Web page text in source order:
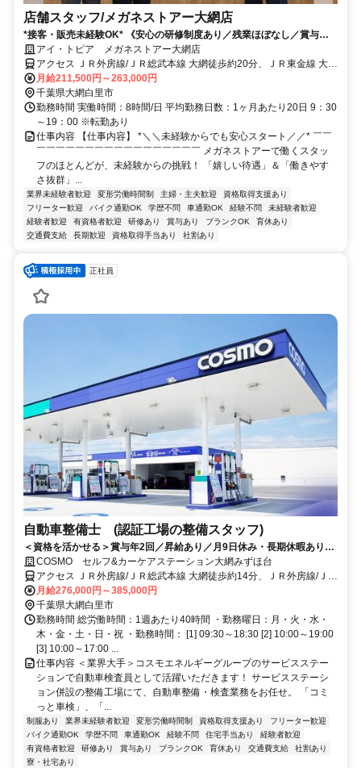
店舗スタッフ/メガネストアー大網店
*接客・販売未経験OK* 《安心の研修制度あり／残業ほぼなし／賞与年2
回／インセンティブあり》
アイ・トピア メガネストアー大網店
アクセス ＪＲ外房線/ＪＲ総武本線 大網徒歩約20分、ＪＲ東金線 大網
徒歩約20分、ＪＲ外房線 永田（千葉県）徒歩約31分
月給211,500円～263,000円
千葉県大網白里市
勤務時間 実働時間：8時間/日 平均勤務日数：1ヶ月あたり20日 9：30
～19：00 ※転勤あり
仕事内容 【仕事内容】 *＼＼未経験からでも安心スタート／／* ￣￣
￣￣￣￣￣￣￣￣￣￣￣￣￣￣￣￣￣ メガネストアーで働くスタッ
フのほとんどが、未経験からの挑戦！ 「嬉しい待遇」＆「働きやす
さ抜群」...
業界未経験者歓迎 変形労働時間制 主婦・主夫歓迎
資格取得支援あり
フリーター歓迎
バイク通勤OK 学歴不問 車通勤OK 経験不問
未経験者歓迎
経験者歓迎
有資格者歓迎 研修あり 賞与あり ブランクOK
育休あり
交通費支給
長期歓迎 資格取得手当あり 社割あり
正社員
自動車整備士 (認証工場の整備スタッフ)
＜資格を活かせる＞賞与年2回／昇給あり／月9日休み・長期休暇あり／
残業20時間以内／福利厚生や制度も充実◎／資格取得支援制度あり
COSMO セルフ&カーケアステーション大網みずほ台
アクセス ＪＲ外房線/ＪＲ総武本線 大網徒歩約14分、ＪＲ外房線/ＪＲ
総武本線 大網徒歩約14分、ＪＲ外房線/ＪＲ総武本線 永田（千葉県）
徒歩約18分 大網駅から徒歩14分
月給276,000円～385,000円
千葉県大網白里市
勤務時間 総労働時間：1週あたり40時間 ・勤務曜日：月・火・水・
木・金・土・日・祝 ・勤務時間： [1] 09:30～18:30 [2] 10:00～19:00
[3] 10:00～17:00 ...
仕事内容 ＜業界大手＞コスモエネルギーグループのサービスステー
ションで自動車検査員として活躍いただきます！ サービスステーシ
ョン併設の整備工場にて、自動車整備・検査業務をお任せ。 「コミ
っと車検」、「...
制服あり 業界未経験者歓迎 変形労働時間制 資格取得支援あり
フリーター歓迎
バイク通勤OK
学歴不問 車通勤OK 経験不問 住宅手当あり
経験者歓迎
有資格者歓迎
研修あり 賞与あり ブランクOK 育休あり 交通費支給
社割あり
寮・社宅あり